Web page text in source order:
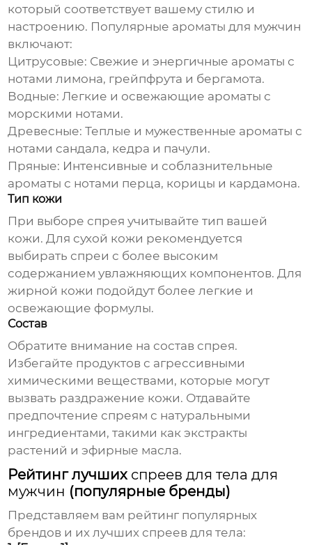
который соответствует вашему стилю и
настроению. Популярные ароматы для мужчин
включают:
Цитрусовые: Свежие и энергичные ароматы с
нотами лимона, грейпфрута и бергамота.
Водные: Легкие и освежающие ароматы с
морскими нотами.
Древесные: Теплые и мужественные ароматы с
нотами сандала, кедра и пачули.
Пряные: Интенсивные и соблазнительные
ароматы с нотами перца, корицы и кардамона.
Тип кожи
При выборе спрея учитывайте тип вашей
кожи. Для сухой кожи рекомендуется
выбирать спреи с более высоким
содержанием увлажняющих компонентов. Для
жирной кожи подойдут более легкие и
освежающие формулы.
Состав
Обратите внимание на состав спрея.
Избегайте продуктов с агрессивными
химическими веществами, которые могут
вызвать раздражение кожи. Отдавайте
предпочтение спреям с натуральными
ингредиентами, такими как экстракты
растений и эфирные масла.
Рейтинг лучших спреев для тела для
мужчин (популярные бренды)
Представляем вам рейтинг популярных
брендов и их лучших спреев для тела: